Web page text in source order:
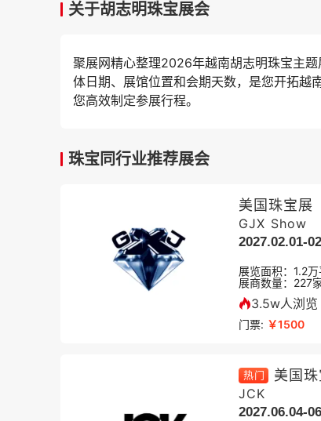
关于胡志明珠宝展会
聚展网精心整理2026年越南胡志明珠宝主
体日期、展馆位置和会期天数，是您开拓越
您高效制定参展行程。
珠宝同行业推荐展会
美国珠宝展
GJX Show
2027.02.01-
展览面积： 1.2万
展商数量： 227
3.5w人浏览
门票: ￥1500
热门 美国
JCK
2027.06.04-